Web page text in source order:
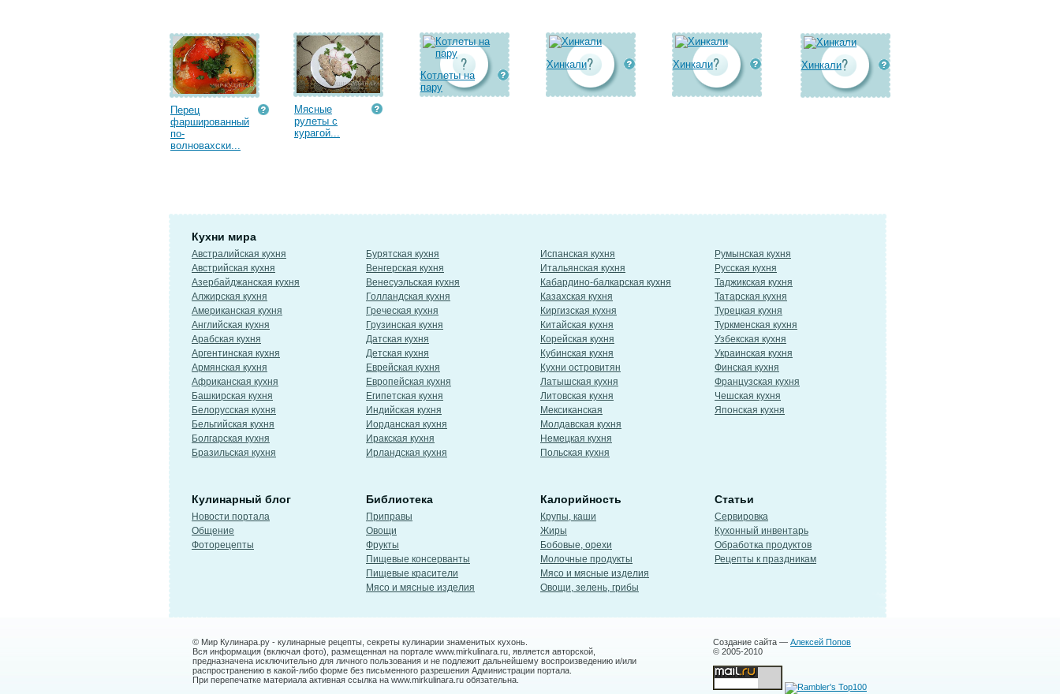
Перец
фаршированный
по-
волновахски...
Мясные
рулеты с
курагой...
Котлеты на
пару
Хинкали Хинкали Хинкали
Кухни мира
Австралийская кухня
Австрийская кухня
Азербайджанская кухня
Алжирская кухня
Американская кухня
Английская кухня
Арабская кухня
Аргентинская кухня
Армянская кухня
Африканская кухня
Башкирская кухня
Белорусская кухня
Бельгийская кухня
Болгарская кухня
Бразильская кухня
Бурятская кухня
Венгерская кухня
Венесуэльская кухня
Голландская кухня
Греческая кухня
Грузинская кухня
Датская кухня
Детская кухня
Еврейская кухня
Европейская кухня
Египетская кухня
Индийская кухня
Иорданская кухня
Иракская кухня
Ирландская кухня
Испанская кухня
Итальянская кухня
Кабардино-балкарская кухня
Казахская кухня
Киргизская кухня
Китайская кухня
Корейская кухня
Кубинская кухня
Кухни островитян
Латышская кухня
Литовская кухня
Мексиканская
Молдавская кухня
Немецкая кухня
Польская кухня
Румынская кухня
Русская кухня
Таджикская кухня
Татарская кухня
Турецкая кухня
Туркменская кухня
Узбекская кухня
Украинская кухня
Финская кухня
Французская кухня
Чешская кухня
Японская кухня
Кулинарный блог
Новости портала
Общение
Фоторецепты
Библиотека
Приправы
Овощи
Фрукты
Пищевые консерванты
Пищевые красители
Мясо и мясные изделия
Калорийность
Крупы, каши
Жиры
Бобовые, орехи
Молочные продукты
Мясо и мясные изделия
Овощи, зелень, грибы
Статьи
Сервировка
Кухонный инвентарь
Обработка продуктов
Рецепты к праздникам
© Мир Кулинара.ру - кулинарные рецепты, секреты кулинарии знаменитых кухонь.
Вся информация (включая фото), размещенная на портале www.mirkulinara.ru, является авторской,
предназначена исключительно для личного пользования и не подлежит дальнейшему воспроизведению и/или
распространению в какой-либо форме без письменного разрешения Администрации портала.
При перепечатке материала активная ссылка на www.mirkulinara.ru обязательна.
Создание сайта — Алексей Попов
© 2005-2010